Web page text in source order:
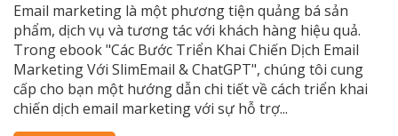
Email marketing là một phương tiện quảng bá sản
phẩm, dịch vụ và tương tác với khách hàng hiệu quả.
Trong ebook "Các Bước Triển Khai Chiến Dịch Email
Marketing Với SlimEmail & ChatGPT", chúng tôi cung
cấp cho bạn một hướng dẫn chi tiết về cách triển khai
chiến dịch email marketing với sự hỗ trợ...